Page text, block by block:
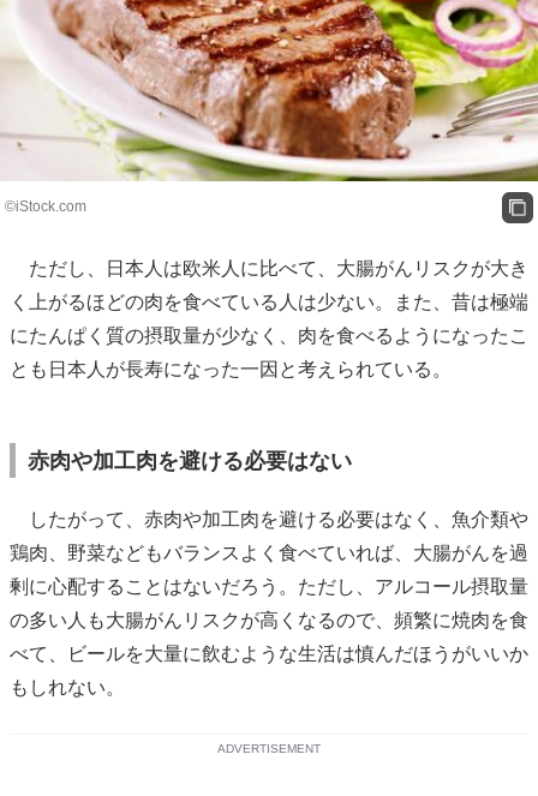
©iStock.com
ただし、日本人は欧米人に比べて、大腸がんリスクが大き
く上がるほどの肉を食べている人は少ない。また、昔は極端
にたんぱく質の摂取量が少なく、肉を食べるようになったこ
とも日本人が長寿になった一因と考えられている。
赤肉や加工肉を避ける必要はない
したがって、赤肉や加工肉を避ける必要はなく、魚介類や
鶏肉、野菜などもバランスよく食べていれば、大腸がんを過
剰に心配することはないだろう。ただし、アルコール摂取量
の多い人も大腸がんリスクが高くなるので、頻繁に焼肉を食
べて、ビールを大量に飲むような生活は慎んだほうがいいか
もしれない。
ADVERTISEMENT